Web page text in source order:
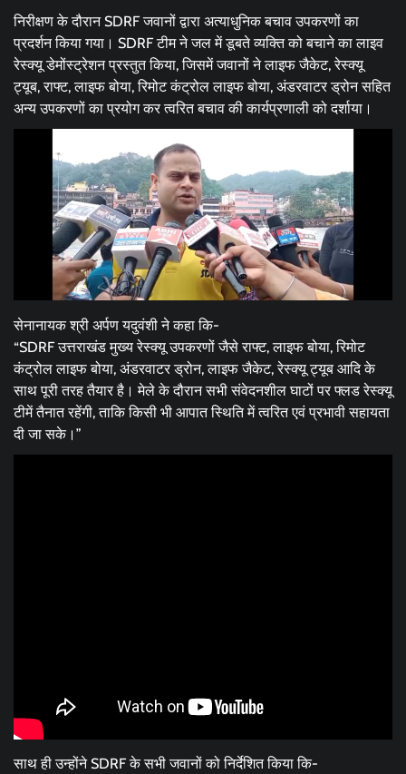
निरीक्षण के दौरान SDRF जवानों द्वारा अत्याधुनिक बचाव उपकरणों का
प्रदर्शन किया गया। SDRF टीम ने जल में डूबते व्यक्ति को बचाने का लाइव
रेस्क्यू डेमोंस्ट्रेशन प्रस्तुत किया, जिसमें जवानों ने लाइफ जैकेट, रेस्क्यू
ट्यूब, राफ्ट, लाइफ बोया, रिमोट कंट्रोल लाइफ बोया, अंडरवाटर ड्रोन सहित
अन्य उपकरणों का प्रयोग कर त्वरित बचाव की कार्यप्रणाली को दर्शाया।
सेनानायक श्री अर्पण यदुवंशी ने कहा कि-
“SDRF उत्तराखंड मुख्य रेस्क्यू उपकरणों जैसे राफ्ट, लाइफ बोया, रिमोट
कंट्रोल लाइफ बोया, अंडरवाटर ड्रोन, लाइफ जैकेट, रेस्क्यू ट्यूब आदि के
साथ पूरी तरह तैयार है। मेले के दौरान सभी संवेदनशील घाटों पर फ्लड रेस्क्यू
टीमें तैनात रहेंगी, ताकि किसी भी आपात स्थिति में त्वरित एवं प्रभावी सहायता
दी जा सके।”
साथ ही उन्होंने SDRF के सभी जवानों को निर्देशित किया कि-